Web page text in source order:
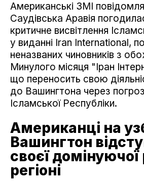
Американські ЗМІ
Саудівська Аравія
критичне висвітлення
у виданні Iran International,
неназваних чиновників з
Минулого місяця "Іран
що переносить свою
до Вашингтона через
Ісламської Республіки.
Американці на
Вашингтон
своєї домінуючої
регіоні